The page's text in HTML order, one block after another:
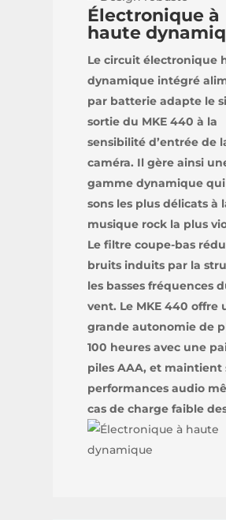
Électronique à
haute
Le circuit électronique
dynamique intégré
par batterie adapte le
sortie du MKE 440 à la
sensibilité d’entrée de
caméra. Il gère ainsi
gamme dynamique qui
sons les plus délicats à
musique rock la plus
Le filtre coupe-bas
bruits induits par la
les basses fréquences
vent. Le MKE 440 offre
grande autonomie de
100 heures avec une
piles AAA, et maintient
performances audio
cas de charge faible